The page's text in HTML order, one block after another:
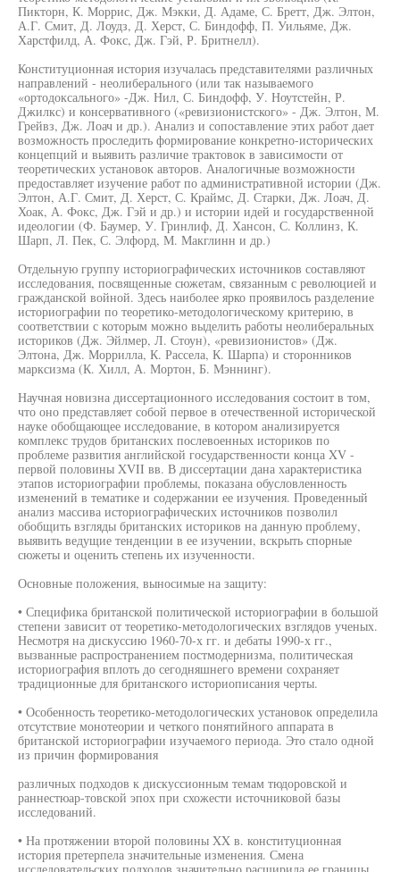
Пикторн, К. Моррис, Дж. Мэкки, Д. Адаме, С. Бретт, Дж. Элтон,
А.Г. Смит, Д. Лоудз, Д. Херст, С. Биндофф, П. Уильяме, Дж.
Харстфилд, А. Фокс, Дж. Гэй, Р. Бритнелл).
Конституционная история изучалась представителями различных
направлений - неолиберального (или так называемого
«ортодоксального» -Дж. Нил, С. Биндофф, У. Ноутстейн, Р.
Джилкс) и консервативного («ревизионистского» - Дж. Элтон, М.
Грейвз, Дж. Лоач и др.). Анализ и сопоставление этих работ дает
возможность проследить формирование конкретно-исторических
концепций и выявить различие трактовок в зависимости от
теоретических установок авторов. Аналогичные возможности
предоставляет изучение работ по административной истории (Дж.
Элтон, А.Г. Смит, Д. Херст, С. Краймс, Д. Старки, Дж. Лоач, Д.
Хоак, А. Фокс, Дж. Гэй и др.) и истории идей и государственной
идеологии (Ф. Баумер, У. Гринлиф, Д. Хансон, С. Коллинз, К.
Шарп, Л. Пек, С. Элфорд, М. Макглинн и др.)
Отдельную группу историографических источников составляют
исследования, посвященные сюжетам, связанным с революцией и
гражданской войной. Здесь наиболее ярко проявилось разделение
историографии по теоретико-методологическому критерию, в
соответствии с которым можно выделить работы неолиберальных
историков (Дж. Эйлмер, Л. Стоун), «ревизионистов» (Дж.
Элтона, Дж. Моррилла, К. Рассела, К. Шарпа) и сторонников
марксизма (К. Хилл, А. Мортон, Б. Мэннинг).
Научная новизна диссертационного исследования состоит в том,
что оно представляет собой первое в отечественной исторической
науке обобщающее исследование, в котором анализируется
комплекс трудов британских послевоенных историков по
проблеме развития английской государственности конца XV -
первой половины XVII вв. В диссертации дана характеристика
этапов историографии проблемы, показана обусловленность
изменений в тематике и содержании ее изучения. Проведенный
анализ массива историографических источников позволил
обобщить взгляды британских историков на данную проблему,
выявить ведущие тенденции в ее изучении, вскрыть спорные
сюжеты и оценить степень их изученности.
Основные положения, выносимые на защиту:
• Специфика британской политической историографии в большой
степени зависит от теоретико-методологических взглядов ученых.
Несмотря на дискуссию 1960-70-х гг. и дебаты 1990-х гг.,
вызванные распространением постмодернизма, политическая
историография вплоть до сегодняшнего времени сохраняет
традиционные для британского историописания черты.
• Особенность теоретико-методологических установок определила
отсутствие монотеории и четкого понятийного аппарата в
британской историографии изучаемого периода. Это стало одной
из причин формирования
различных подходов к дискуссионным темам тюдоровской и
раннестюар-товской эпох при схожести источниковой базы
исследований.
• На протяжении второй половины XX в. конституционная
история претерпела значительные изменения. Смена